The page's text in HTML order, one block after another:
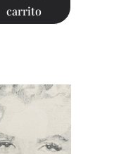
carrito